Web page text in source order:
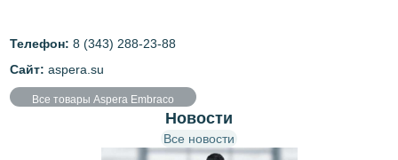
Телефон: 8 (343) 288-23-88
Сайт: aspera.su
Все товары Aspera Embraco
Новости
Все новости